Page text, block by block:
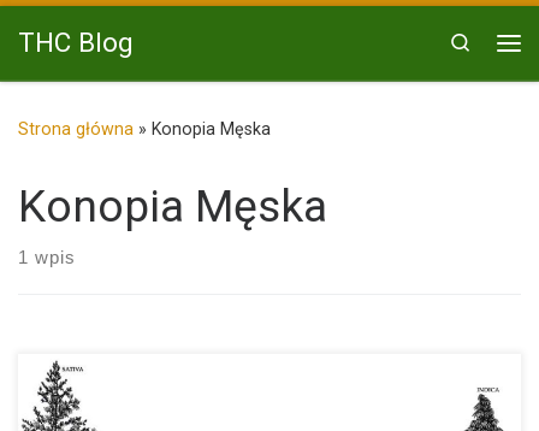
Przejdź do treści
THC Blog
Search
Strona główna » Konopia Męska
Konopia Męska
1 wpis